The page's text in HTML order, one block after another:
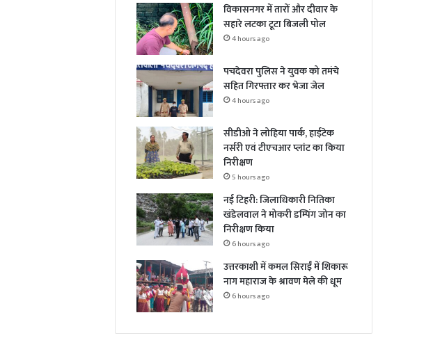
विकासनगर में तारों और दीवार के
सहारे लटका टूटा बिजली पोल
4 hours ago
पचदेवरा पुलिस ने युवक को तमंचे
सहित गिरफ्तार कर भेजा जेल
4 hours ago
सीडीओ ने लोहिया पार्क, हाईटेक
नर्सरी एवं टीएचआर प्लांट का किया
निरीक्षण
5 hours ago
नई टिहरी: जिलाधिकारी नितिका
खंडेलवाल ने मोकरी डम्पिंग जोन का
निरीक्षण किया
6 hours ago
उत्तरकाशी में कमल सिराईं में शिकारू
नाग महाराज के श्रावण मेले की धूम
6 hours ago